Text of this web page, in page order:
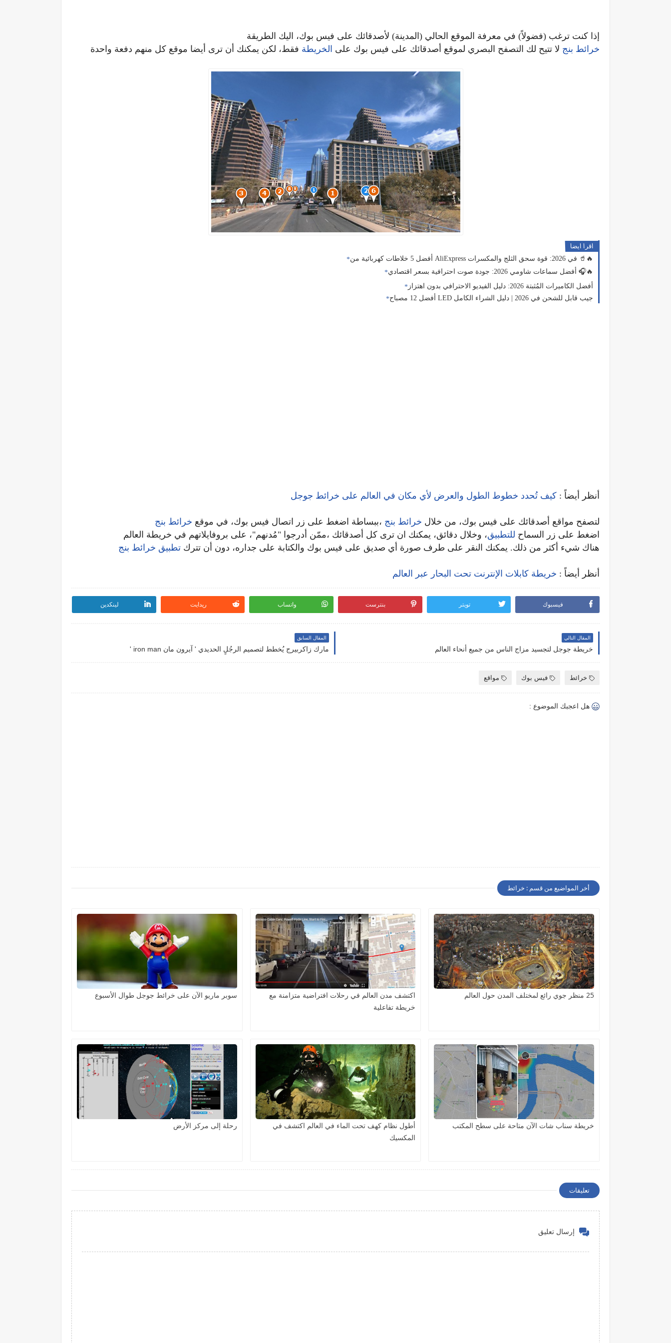
إذا كنت ترغب (فضولاً) في معرفة الموقع الحالي (المدينة) لأصدقائك على فيس بوك، اليك الطريقة
خرائط بنج لا تتيح لك التصفح البصري لموقع أصدقائك على فيس بوك على الخريطة فقط، لكن يمكنك أن ترى أيضا موقع كل منهم دفعة واحدة
اقرا ايضا
أفضل 5 خلاطات كهربائية من AliExpress في 2026: قوة سحق الثلج والمكسرات 🥤🔥
أفضل سماعات شاومي 2026: جودة صوت احترافية بسعر اقتصادي 🎧🔥
أفضل الكاميرات المُثبتة 2026: دليل الفيديو الاحترافي بدون اهتزاز
أفضل 12 مصباح LED جيب قابل للشحن في 2026 | دليل الشراء الكامل
أنظر أيضاً : كيف تُحدد خطوط الطول والعرض لأي مكان في العالم على خرائط جوجل
لتصفح مواقع أصدقائك على فيس بوك، من خلال خرائط بنج ،ببساطة اضغط على زر اتصال فيس بوك، في موقع خرائط بنج
اضغط على زر السماح للتطبيق، وخلال دقائق، يمكنك ان ترى كل أصدقائك ،ممّن أدرجوا "مُدنهم"، على بروفايلاتهم في خريطة العالم
هناك شيء أكثر من ذلك. يمكنك النقر على طرف صورة أي صديق على فيس بوك والكتابة على جداره، دون أن تترك تطبيق خرائط بنج
أنظر أيضاً : خريطة كابلات الإنترنت تحت البحار عبر العالم
فيسبوك تويتر بنترست واتساب ريدايت لينكدين
المقال التالي
خريطة جوجل لتجسيد مزاج الناس من جميع أنحاء العالم
المقال السابق
مارك زاكربيرج يُخطط لتصميم الرجُلٍ الحديدي ' آيرون مان iron man '
خرائط فيس بوك مواقع
هل اعجبك الموضوع :
أخر المواضيع من قسم : خرائط
25 منظر جوي رائع لمختلف المدن حول العالم
اكتشف مدن العالم في رحلات افتراضية متزامنة مع
خريطة تفاعلية
سوبر ماريو الآن على خرائط جوجل طوال الأسبوع
خريطة سناب شات الآن متاحة على سطح المكتب
أطول نظام كهف تحت الماء في العالم اكتشف في
المكسيك
رحلة إلى مركز الأرض
تعليقات
إرسال تعليق